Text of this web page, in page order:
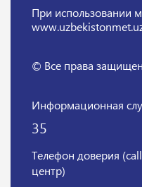
При использовании
© Все права
Информационная
35
Телефон доверия (call
центр)